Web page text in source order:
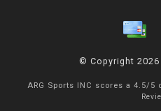
© Copyright 2026
ARG Sports INC scores a 4.5/ 5